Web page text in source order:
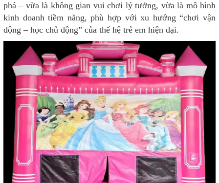
phá – vừa là không gian vui chơi lý tưởng, vừa là mô hình
kinh doanh tiềm năng, phù hợp với xu hướng “chơi vận
động – học chủ động” của thế hệ trẻ em hiện đại.